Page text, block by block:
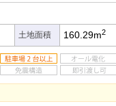
土地面積 160.29m2